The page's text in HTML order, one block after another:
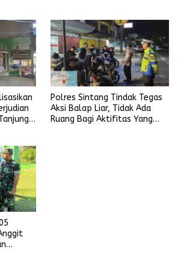
Polres Sintang Tindak Tegas
Aksi Balap Liar, Tidak Ada
Ruang Bagi Aktifitas Yang